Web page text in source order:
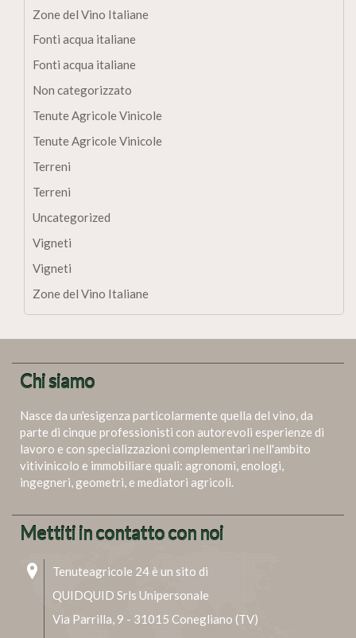
Zone del Vino Italiane
Fonti acqua italiane
Fonti acqua italiane
Non categorizzato
Tenute Agricole Vinicole
Tenute Agricole Vinicole
Terreni
Terreni
Uncategorized
Vigneti
Vigneti
Zone del Vino Italiane
Chi siamo
Nasce da un'esigenza particolarmente quella del vino, da
parte di cinque professionisti con autorevoli esperienze di
lavoro e con specializzazioni complementari nell'ambito
vitivinicolo e immobiliare quali: agronomi, enologi,
ingegneri, geometri, e mediatori agricoli.
Mettiti in contatto con noi
Tenuteagricole 24 è un sito di
QUIDQUID Srls Unipersonale
Via Parrilla, 9 - 31015 Conegliano (TV)